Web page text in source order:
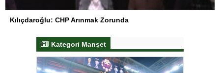
Kılıçdaroğlu: CHP Arınmak Zorunda
Kategori Manşet